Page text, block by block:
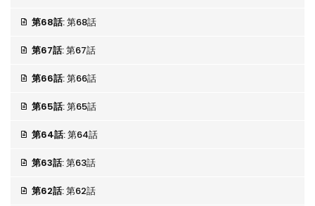
第68話: 第68話
第67話: 第67話
第66話: 第66話
第65話: 第65話
第64話: 第64話
第63話: 第63話
第62話: 第62話